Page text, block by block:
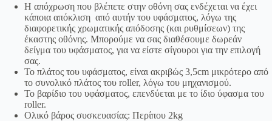
Η απόχρωση που βλέπετε στην οθόνη σας ενδέχεται να έχει
κάποια απόκλιση από αυτήν του υφάσματος, λόγω της
διαφορετικής χρωματικής απόδοσης (και ρυθμίσεων) της
έκαστης οθόνης. Μπορούμε να σας διαθέσουμε δωρεάν
δείγμα του υφάσματος, για να είστε σίγουροι για την επιλογή
σας.
Το πλάτος του υφάσματος, είναι ακριβώς 3,5cm μικρότερο από
το συνολικό πλάτος του roller, λόγω του μηχανισμού.
Το βαρίδιο του υφάσματος, επενδύεται με το ίδιο ύφασμα του
roller.
Ολικό βάρος συσκευασίας: Περίπου 2kg